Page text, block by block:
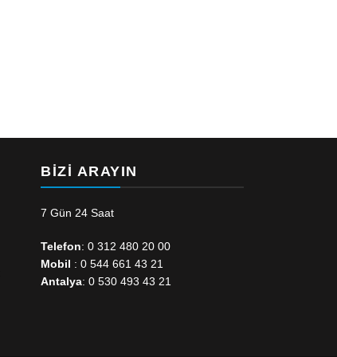
BIZI ARAYIN
7 Gün 24 Saat
Telefon: 0 312 480 20 00
Mobil : 0 544 661 43 21
Antalya: 0 530 493 43 21